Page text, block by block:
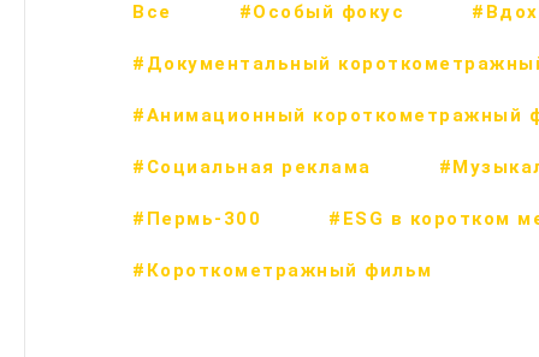
Все #Особый фокус
#Документальный
#Анимационный короткометражный
#Социальная реклама
#Пермь-300 #ESG в коротком
#Короткометражный фильм